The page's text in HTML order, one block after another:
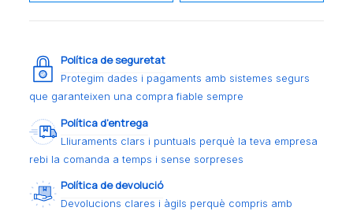
Política de seguretat
Protegim dades i pagaments amb sistemes segurs
que garanteixen una compra fiable sempre
Política d’entrega
Lliuraments clars i puntuals perquè la teva empresa
rebi la comanda a temps i sense sorpreses
Política de devolució
Devolucions clares i àgils perquè compris amb